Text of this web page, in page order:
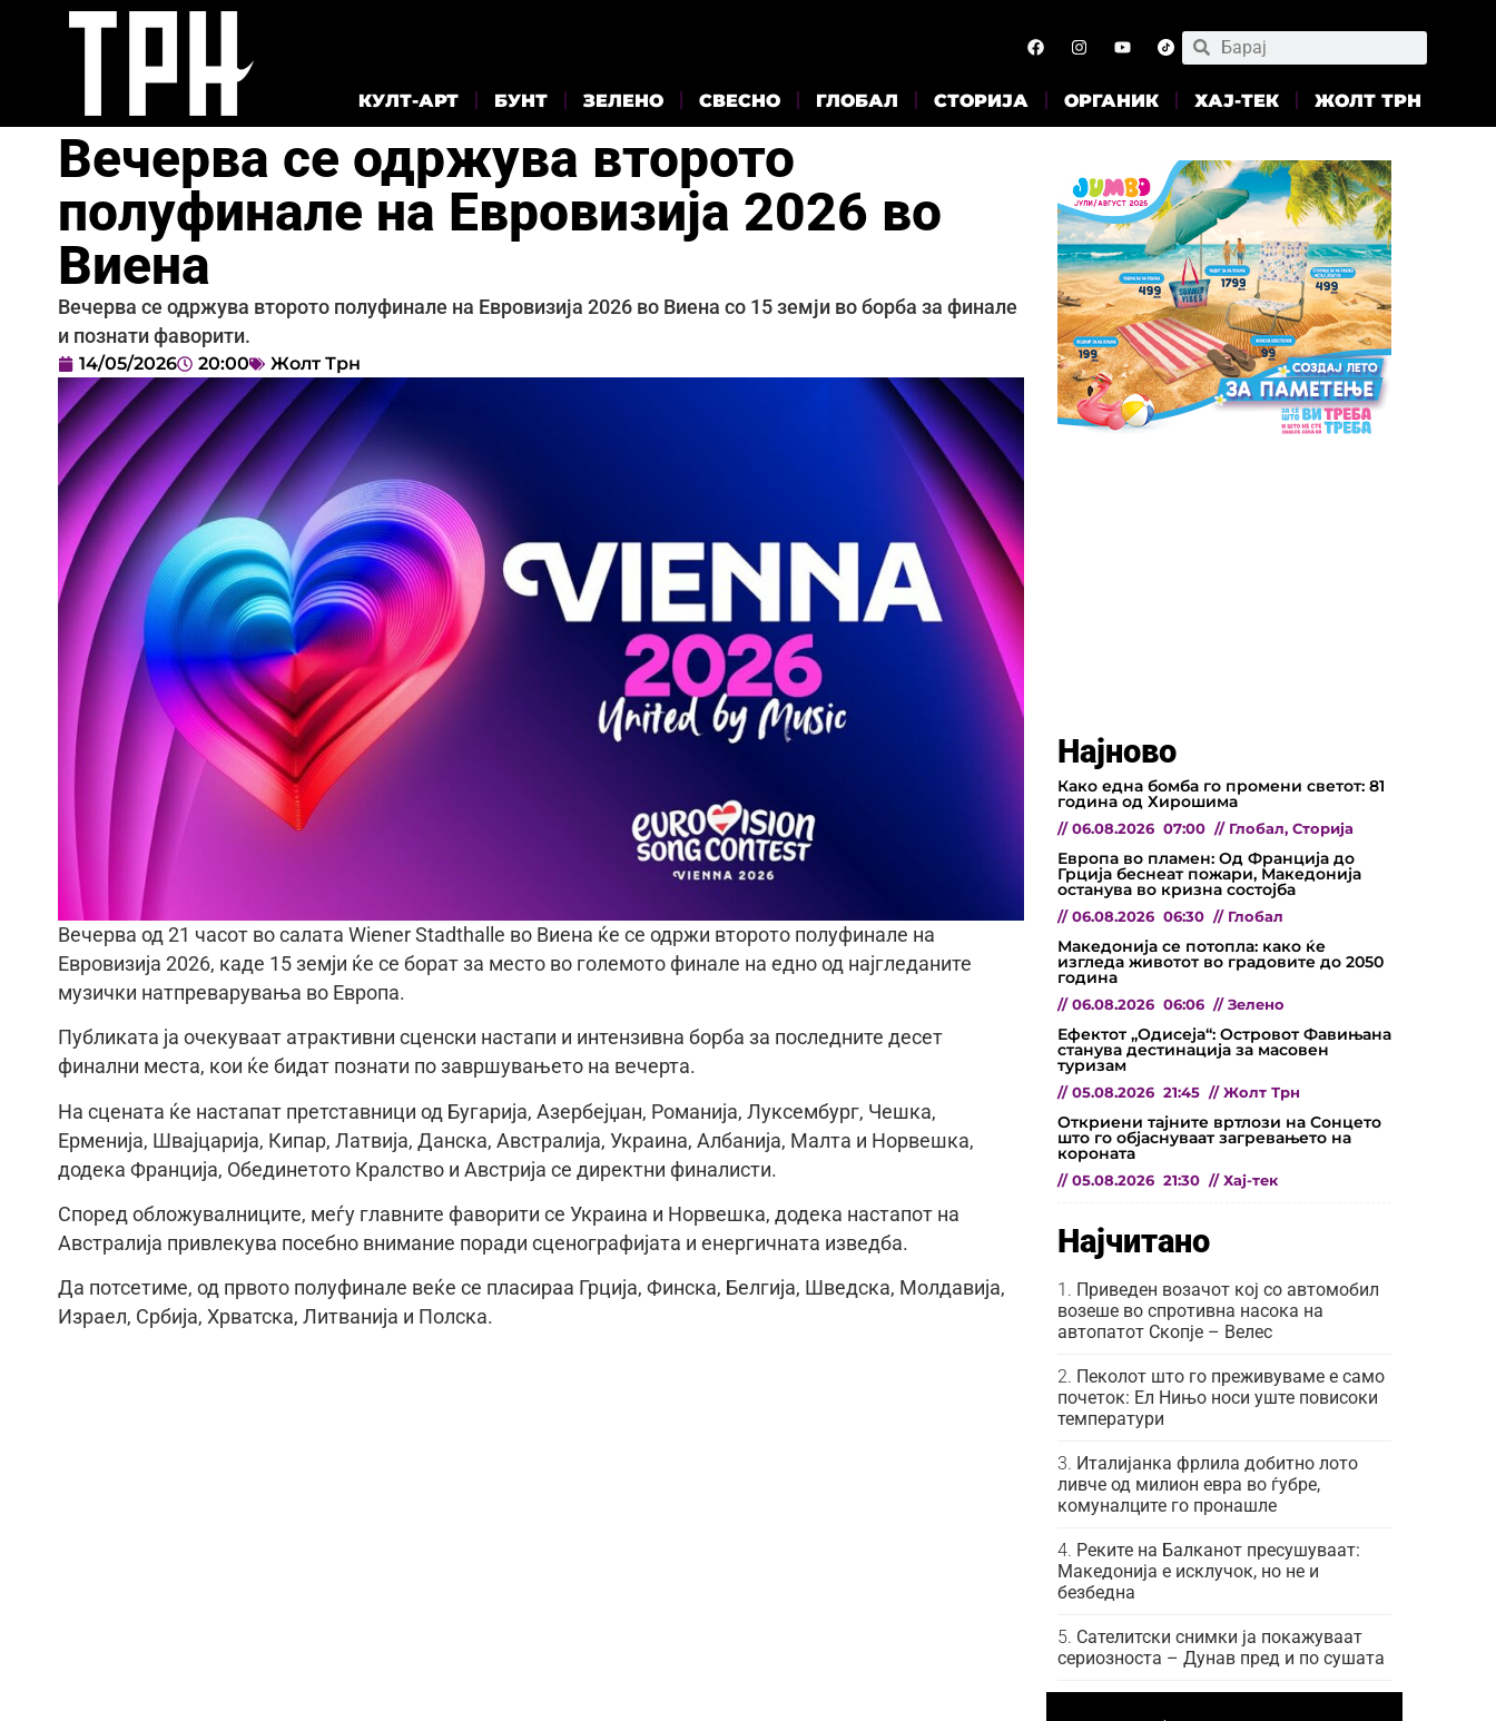
КУЛТ-АРТ БУНТ ЗЕЛЕНО СВЕСНО ГЛОБАЛ СТОРИЈА ОРГАНИК ХАЈ-ТЕК ЖОЛТ ТРН
Вечерва се одржува второто
полуфинале на Евровизија 2026 во
Виена
Вечерва се одржува второто полуфинале на Евровизија 2026 во Виена со 15 земји во борба за финале
и познати фаворити.
14/05/2026 20:00 Жолт Трн
Вечерва од 21 часот во салата Wiener Stadthalle во Виена ќе се одржи второто полуфинале на
Евровизија 2026, каде 15 земји ќе се борат за место во големото финале на едно од најгледаните
музички натпреварувања во Европа.
Публиката ја очекуваат атрактивни сценски настапи и интензивна борба за последните десет
финални места, кои ќе бидат познати по завршувањето на вечерта.
На сцената ќе настапат претставници од Бугарија, Азербејџан, Романија, Луксембург, Чешка,
Ерменија, Швајцарија, Кипар, Латвија, Данска, Австралија, Украина, Албанија, Малта и Норвешка,
додека Франција, Обединетото Кралство и Австрија се директни финалисти.
Според обложувалниците, меѓу главните фаворити се Украина и Норвешка, додека настапот на
Австралија привлекува посебно внимание поради сценографијата и енергичната изведба.
Да потсетиме, од првото полуфинале веќе се пласираа Грција, Финска, Белгија, Шведска, Молдавија,
Израел, Србија, Хрватска, Литванија и Полска.
Најново
Како една бомба го промени светот: 81
година од Хирошима
// 06.08.2026 07:00 // Глобал, Сторија
Европа во пламен: Од Франција до
Грција беснеат пожари, Македонија
останува во кризна состојба
// 06.08.2026 06:30 // Глобал
Македонија се потопла: како ќе
изгледа животот во градовите до 2050
година
// 06.08.2026 06:06 // Зелено
Ефектот „Одисеја“: Островот Фавињана
станува дестинација за масовен
туризам
// 05.08.2026 21:45 // Жолт Трн
Откриени тајните вртлози на Сонцето
што го објаснуваат загревањето на
короната
// 05.08.2026 21:30 // Хај-тек
Најчитано
Приведен возачот кој со автомобил
возеше во спротивна насока на
автопатот Скопје – Велес
Пеколот што го преживуваме е само
почеток: Ел Нињо носи уште повисоки
температури
Италијанка фрлила добитно лото
ливче од милион евра во ѓубре,
комуналците го пронашле
Реките на Балканот пресушуваат:
Македонија е исклучок, но не и
безбедна
Сателитски снимки ја покажуваат
сериозноста – Дунав пред и по сушата